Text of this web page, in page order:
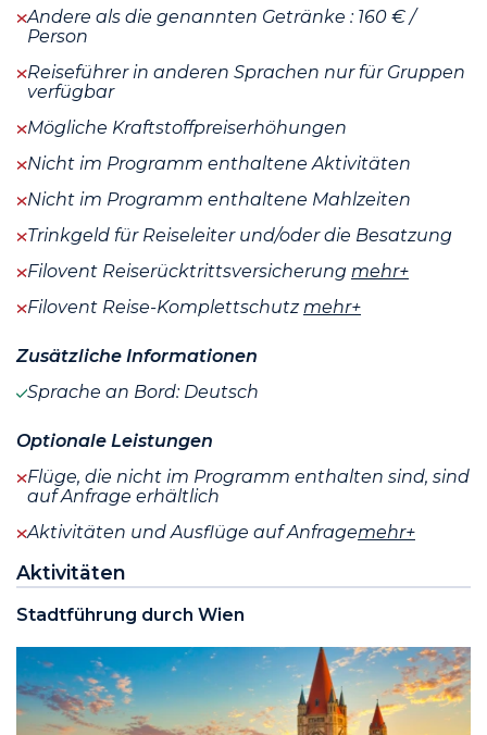
Andere als die genannten Getränke : 160 € /
Person
Reiseführer in anderen Sprachen nur für Gruppen
verfügbar
Mögliche Kraftstoffpreiserhöhungen
Nicht im Programm enthaltene Aktivitäten
Nicht im Programm enthaltene Mahlzeiten
Trinkgeld für Reiseleiter und/oder die Besatzung
Filovent Reiserücktrittsversicherung mehr+
Filovent Reise-Komplettschutzmehr+
Zusätzliche Informationen
Sprache an Bord: Deutsch
Optionale Leistungen
Flüge, die nicht im Programm enthalten sind, sind
auf Anfrage erhältlich
Aktivitäten und Ausflüge auf Anfragemehr+
Aktivitäten
Stadtführung durch Wien